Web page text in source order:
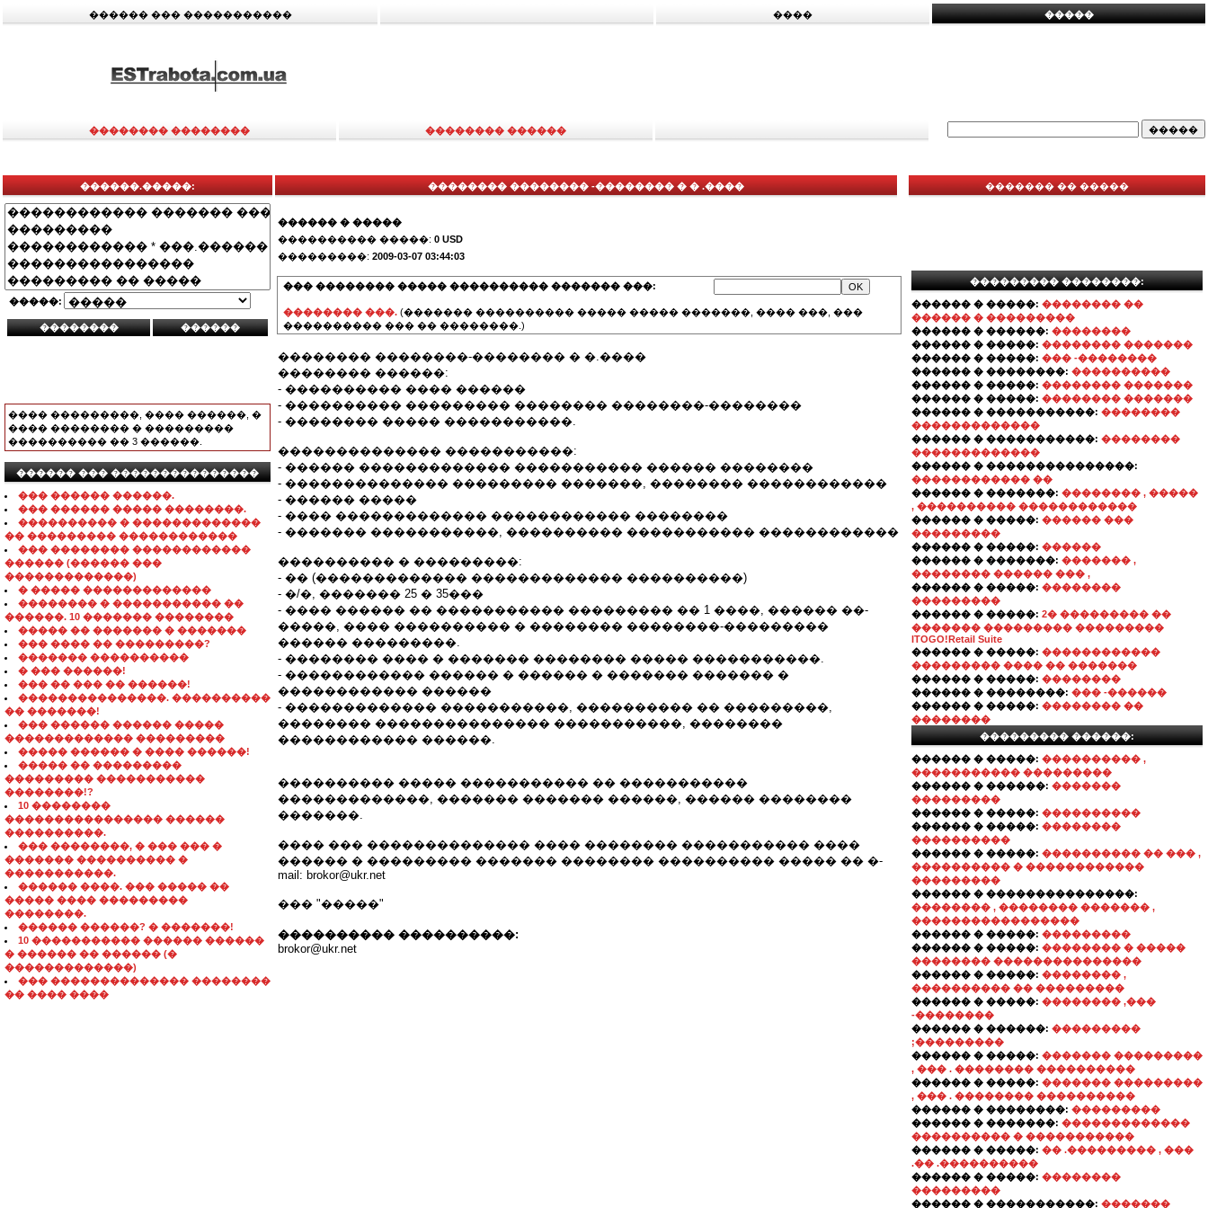
������ ��� ����������� ���� �����
�������� �������� �������� ������
������.�����:
�����:
���� ���������, ���� ������, �
���� �������� � ���������
���������� �� 3 ������.
������ ��� ���������������
��� ������ ������.
��� ������ ����� ��������.
���������� � �������������
�� ��������� ������������
��� �������� ������������
������ (������ ���
�������������)
� ����� �������������
�������� � ����������� ��
������. 10 ������� ��������
����� �� ������� � �������
��� ���� �� ���������?
������� ����������
� ��� ������!
��� �� ��� �� ������!
���������������. ����������
�� �������!
��� ������ ������ �����
������������� ���������
����� ������ � ���� ������!
����� �� ���������
��������� �����������
��������!?
10 ��������
���������������� ������
����������.
��� ��������, � ��� ��� �
������� ���������� �
�����������.
������ ����. ��� ����� ��
����� ���� ���������
��������.
������ ������? � �������!
10 ����������� ������ ������
� ������ �� ������ (�
�������������)
��� �������������� ��������
�� ���� ����
�������� �������� -�������� � � .����
������ � �����
���������� �����: 0 USD
���������: 2009-03-07 03:44:03
��� �������� ����� ���������� ������� ���:
�������� ���. (������� ���������� ����� ����� �������, ���� ���, ���
���������� ��� �� ��������.)
�������� ��������-�������� � �.����
�������� ������:
- ���������� ���� ������
- ���������� ��������� �������� ��������-��������
- �������� ����� �����������.
�������������� �����������:
- ������ ������������� ����������� ������ ��������
- �������������� ��������� �������, �������� ������������
- ������ �����
- ���� ������������� ������������ ��������
- ������� �����������, ���������� ����������� ������������
���������� � ���������:
- �� (������������� ������������� ����������)
- �/�, ������� 25 � 35���
- ���� ������ �� ����������� ��������� �� 1 ����, ������ ��-
�����, ���� ���������� � �������� ��������-���������
������ ���������.
- �������� ���� � ������� �������� ����� �����������.
- ������������ ������ � ������ � ������� ������� �
������������ ������
- ������������� �����������, ���������� �� ���������,
�������� ��������������� �����������, ��������
������������ ������.
���������� ����� ����������� �� �����������
�������������, ������� ������� ������, ������ ��������
�������.
���� ��� �������������� ���� �������� ����������� ����
������ � ��������� ������� �������� ���������� ����� �� �-
mail: brokor@ukr.net
��� "�����"
���������� ����������:
brokor@ukr.net
������� �� �����
��������� ��������:
������ � �����: �������� ��
������ � ���������
������ � ������: ��������
������ � �����: �������� �������
������ � �����: ��� -��������
������ � ��������: ����������
������ � �����: �������� �������
������ � �����: �������� �������
������ � �����������: ��������
�������������
������ � �����������: ��������
�������������
������ � ���������������:
������������ ��
������ � �������: �������� , �����
, ���������� ������������
������ � �����: ������ ���
���������
������ � �����: ������
������ � �������: ������� ,
�������� ������ ��� ,
������ � �����: ��������
���������
������ � �����: 2� ��������� ��
������� ��������� ���������
ITOGO!Retail Suite
������ � �����: ������������
��������� ���� �� �������
������ � �����: ��������
������ � ��������: ��� -������
������ � �����: �������� ��
��������
��������� ������:
������ � �����: ���������� ,
����������� ���������
������ � ������: �������
���������
������ � �����: ����������
������ � �����: ��������
����������
������ � �����: ���������� �� ��� ,
���������� � ������������
���������
������ � ���������������:
�������� , �������� ������� ,
�����������������
������ � �����: ���������
������ � �����: �������� � �����
�������� ���������������
������ � �����: �������� ,
���������� �� ���������
������ � �����: �������� ,���
-��������
������ � ������: ���������
;���������
������ � �����: ������� ���������
, ��� . �������� ����������
������ � �����: ������� ���������
, ��� . �������� ����������
������ � ��������: ���������
������ � �������: �������������
���������� � �����������
������ � �����: �� .��������� , ���
.�� .����������
������ � �����: ��������
���������
������ � �����������: �������